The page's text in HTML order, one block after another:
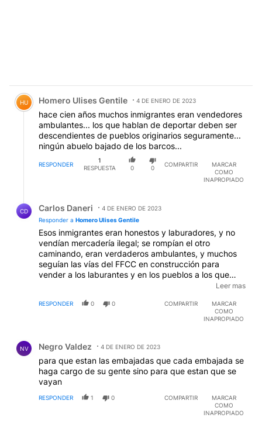
Comentario de Homero Ulises Gentile.
HU Homero Ulises Gentile 4 DE ENERO DE 2023
hace cien años muchos inmigrantes eran vendedores
ambulantes... los que hablan de deportar deben ser
descendientes de pueblos originarios seguramente...
ningún abuelo bajado de los barcos...
RESPONDER
1
RESPUESTA
0 0
COMPARTIR
MARCAR
COMO
INAPROPIADO
CD Carlos Daneri
4 DE ENERO DE 2023
Responder a Homero Ulises Gentile
Esos inmigrantes eran honestos y laburadores, y no
vendían mercadería ilegal; se rompían el otro
caminando, eran verdaderos ambulantes, y muchos
seguían las vías del FFCC en construcción para
vender a los laburantes y en los pueblos a los que
iban tocando; así llegaron, por ejemplo, los sirio-
establecieron, como los ancestros de los Saadi y los
Menem; los vendedores ambulantes actuales, o
ambulantes porque no se mueven de las veredas que
usurpan.
EDITADO
Leer mas
RESPONDER 0 0 COMPARTIR
MARCAR
COMO
INAPROPIADO
NV Negro Valdez 4 DE ENERO DE 2023
para que estan las embajadas que cada embajada se
haga cargo de su gente sino para que estan que se
vayan
RESPONDER 1 0 COMPARTIR
MARCAR
COMO
INAPROPIADO